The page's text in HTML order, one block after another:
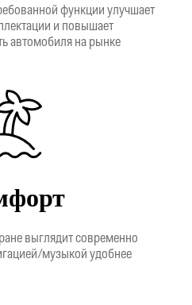
функции улучшает
и повышает
автомобиля на рынке
выглядит современно
музыкой удобнее
56
д. 8, с. 7